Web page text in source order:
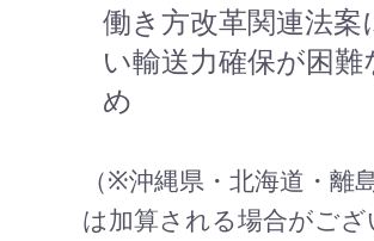
働き方改革関連法案
い輸送力確保が困難
め
（※沖縄県・北海道・離
は加算される場合がござ